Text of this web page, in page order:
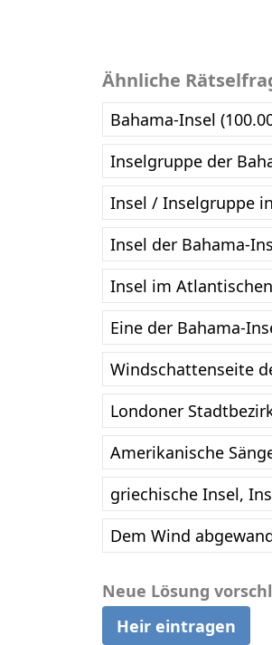
Ähnliche
Bahama-Insel
Inselgruppe der
Insel / Inselgruppe
Insel der Bahama-
Insel im Atlantischen
Eine der Bahama-
Windschattenseite
Londoner
Amerikanische
griechische Insel,
Dem Wind
Neue Lösung
Heir eintragen